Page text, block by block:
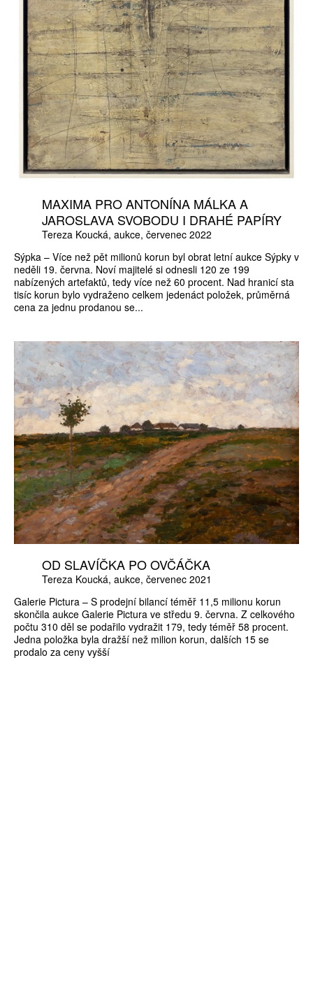
MAXIMA PRO ANTONÍNA MÁLKA A
JAROSLAVA SVOBODU I DRAHÉ PAPÍRY
Tereza Koucká aukce červenec 2022
Sýpka – Více než pět milionů korun byl obrat letní aukce Sýpky v
neděli 19. června. Noví majitelé si odnesli 120 ze 199
nabízených artefaktů, tedy více než 60 procent. Nad hranicí sta
tisíc korun bylo vydraženo celkem jedenáct položek, průměrná
cena za jednu prodanou se...
OD SLAVÍČKA PO OVČÁČKA
Tereza Koucká aukce červenec 2021
Galerie Pictura – S prodejní bilancí téměř 11,5 milionu korun
skončila aukce Galerie Pictura ve středu 9. června. Z celkového
počtu 310 děl se podařilo vydražit 179, tedy téměř 58 procent.
Jedna položka byla dražší než milion korun, dalších 15 se
prodalo za ceny vyšší